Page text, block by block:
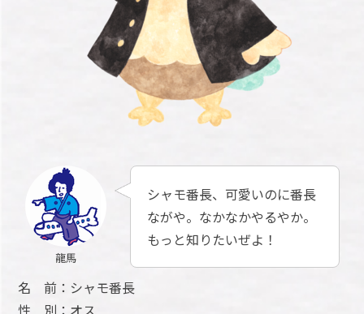
龍馬
シャモ番長、可愛いのに番長
ながや。なかなかやるやか。
もっと知りたいぜよ！
名 前：シャモ番長
性 別：オス